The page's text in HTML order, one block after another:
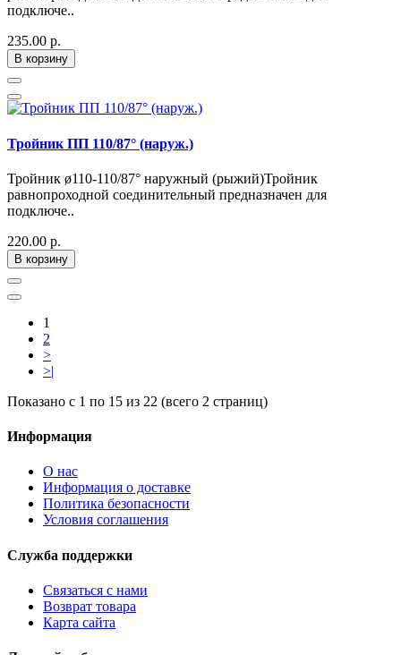
подключе..
235.00 р.
В корзину
Тройник ПП 110/87° (наруж.)
Тройник ø110-110/87° наружный (рыжий)Тройник
равнопроходной соединительный предназначен для
подключе..
220.00 р.
В корзину
1
2
>
>|
Показано с 1 по 15 из 22 (всего 2 страниц)
Информация
О нас
Информация о доставке
Политика безопасности
Условия соглашения
Служба поддержки
Связаться с нами
Возврат товара
Карта сайта